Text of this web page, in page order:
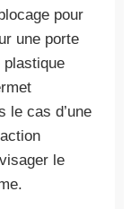
pour
une porte
plastique
le cas d’une
le